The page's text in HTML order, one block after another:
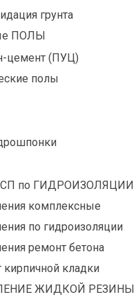
грунта
ПОЛЫ
цемент (ПУЦ)
полы
СП по ГИДРОИЗОЛЯЦИИ
комплексные
по гидроизоляции
ремонт бетона
кирпичной кладки
ЖИДКОЙ РЕЗИНЫ